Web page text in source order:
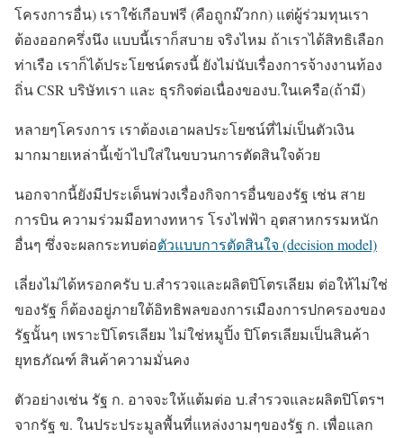
โครงการอื่น) เราใช้เกือบฟรี (คือถูกม๊วกก) แต่ผู้ร่วมทุนเรา
ต้องออกครึ่งนึง แบบนี้เราก็สบาย จริงไหม ถ้าเราได้สิทธิเลือก
ท่าเรือ เราก็ได้ประโยชน์ตรงนี้ ยังไม่นับเรื่องการจ้างงานท้อง
ถิ่น CSR บริษัทเรา และ ธุรกิจต่อเนื่องของบ.ในเครือ(ถ้ามี)
หลายๆโครงการ เราต้องเอาผลประโยชน์ที่ไม่เป็นตัวเงิน
มากมายเหล่านี้เข้าไปใส่ในขบวนการตัดสินใจด้วย
นอกจากนี้ยังมีประเด็นพ่วงเรื่องกิจการอื่นของรัฐ เช่น สาย
การบิน ความร่วมมือทางทหาร โรงไฟฟ้า อุตสาหกรรมหนัก
อื่นๆ ซึ่งจะผลกระทบต่อตัวแบบการตัดสินใจ (decision model)
เลี่ยงไม่ได้หรอกครับ บ.สำรวจและผลิตปิโตรเลียม ต่อให้ไม่ใช่
ของรัฐ ก็ต้องอยู่ภายใต้อิทธิพลของการเมืองการปกครองของ
รัฐนั้นๆ เพราะปิโตรเลียม ไม่ใช่หมูปิ้ง ปิโตรเลียมเป็นสินค้า
ยุทธภัณฑ์ สินค้าความมั่นคง
ตัวอย่างเช่น รัฐ ก. อาจจะให้แต้มต่อ บ.สำรวจและผลิตปิโตรฯ
จากรัฐ ข. ในประประมูลพื้นที่แหล่งงามๆของรัฐ ก. เพื่อแลก